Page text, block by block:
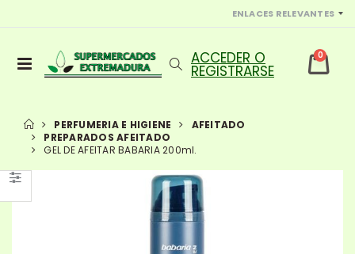
ENLACES RELEVANTES
0
PERFUMERIA E HIGIENE
AFEITADO
PREPARADOS AFEITADO
GEL DE AFEITAR BABARIA 200ml.